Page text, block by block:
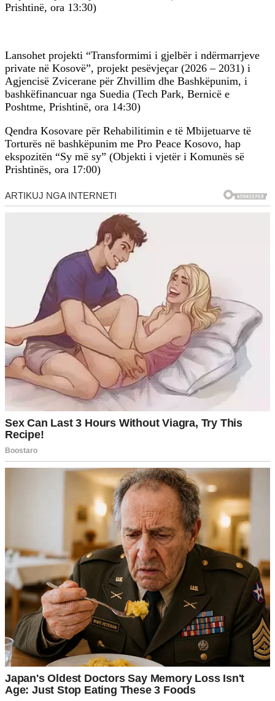
Prishtinë, ora 13:30)
Lansohet projekti “Transformimi i gjelbër i ndërmarrjeve
private në Kosovë”, projekt pesëvjeçar (2026 – 2031) i
Agjencisë Zvicerane për Zhvillim dhe Bashkëpunim, i
bashkëfinancuar nga Suedia (Tech Park, Bernicë e
Poshtme, Prishtinë, ora 14:30)
Qendra Kosovare për Rehabilitimin e të Mbijetuarve të
Torturës në bashkëpunim me Pro Peace Kosovo, hap
ekspozitën “Sy më sy” (Objekti i vjetër i Komunës së
Prishtinës, ora 17:00)